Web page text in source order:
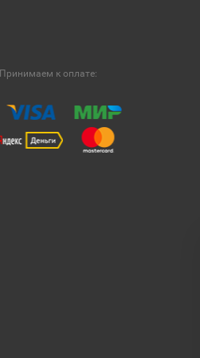
Принимаем к оплате: